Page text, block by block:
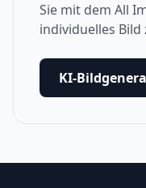
Sie mit dem All
individuelles Bild
KI-